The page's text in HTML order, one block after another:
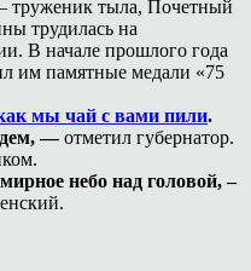
труженик тыла, Почетный
трудилась на
В начале прошлого года
им памятные медали «75
мы чай с вами пили.
—отметил губернатор.
небо над головой, –